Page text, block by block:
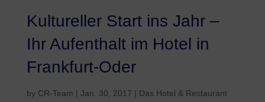
Kultureller Start ins Jahr –
Ihr Aufenthalt im Hotel in
Frankfurt-Oder
by CR-Team | Jan. 30, 2017 | Das Hotel & Restaurant